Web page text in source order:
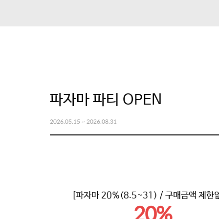
파자마 파티 OPEN
2026.05.15 ~ 2026.08.31
[파자마 20%(8.5~31) / 구매금액 제한